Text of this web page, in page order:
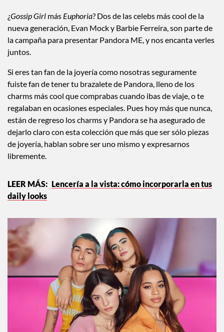
¿Gossip GirlmásEuphoria? Dos de las celebs más cool de la
nueva generación, Evan Mock y Barbie Ferreira, son parte de
la campaña para presentar Pandora ME, y nos encanta verles
Si eres tan fan de la joyería como nosotras seguramente
fuiste fan de tener tu brazalete de Pandora, lleno de los
charms más cool que comprabas cuando ibas de viaje, o te
regalaban en ocasiones especiales. Pues hoy más que nunca,
están de regreso los charms y Pandora se ha asegurado de
dejarlo claro con esta colección que más que ser sólo piezas
de joyería, hablan sobre ser uno mismo y expresarnos